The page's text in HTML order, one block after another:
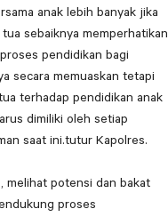
anak lebih banyak jika
sebaiknya memperhatikan
pendidikan bagi
secara memuaskan tetapi
terhadap pendidikan anak
dimiliki oleh setiap
saat ini.tutur Kapolres.
melihat potensi dan bakat
proses